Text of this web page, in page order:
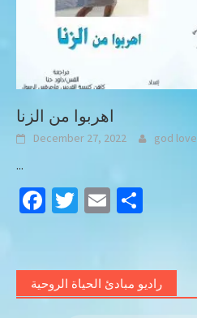
اهربوا من الزنا
December 27, 2022 god love
...
Facebook
Twitter
Email
راديو مبادئ الحياة الروحية